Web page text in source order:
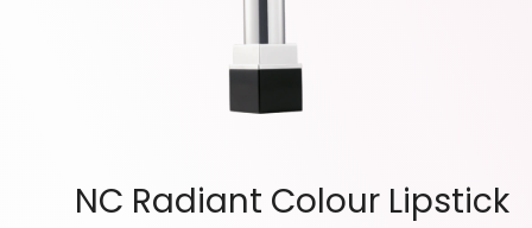
NC Radiant Colour Lipstick